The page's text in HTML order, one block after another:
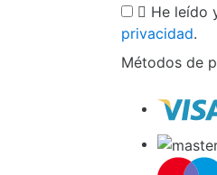
He leído
privacidad.
Métodos de